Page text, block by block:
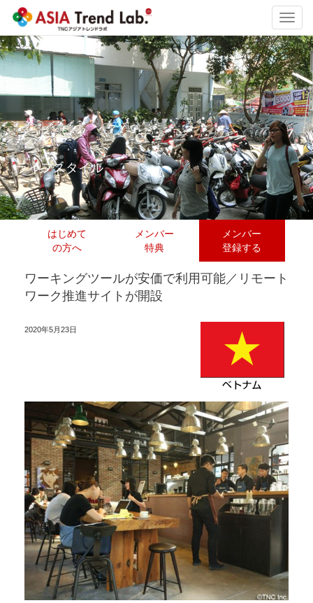
ライフスタイル
はじめて
の方へ
メンバー
特典
メンバー
登録する
ワーキングツールが安価で利用可能／リモート
ワーク推進サイトが開設
2020年5月23日